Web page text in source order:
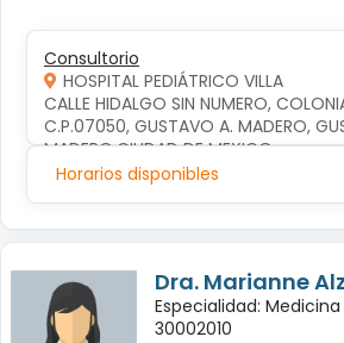
Consultorio
HOSPITAL PEDIÁTRICO VILLA
CALLE HIDALGO SIN NUMERO,
C.P.07050, GUSTAVO A. MADERO,
MADERO,CIUDAD DE MEXICO
Horarios disponibles
Dra. Marianne
Especialidad:
30002010